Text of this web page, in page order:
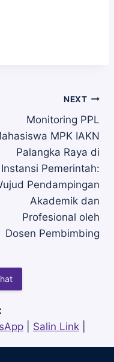
NEXT
Monitoring PPL
MPK IAKN
Palangka Raya di
Instansi Pemerintah:
Pendampingan
Akademik dan
Profesional oleh
Dosen Pembimbing
Salin Link